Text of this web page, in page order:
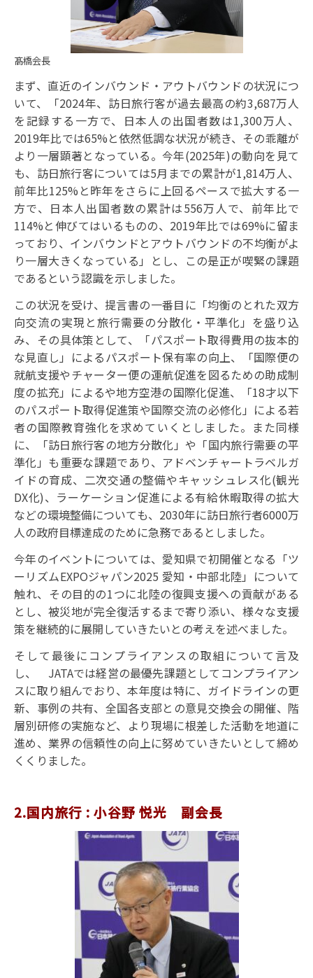
髙橋会長
まず、直近のインバウンド・アウトバウンドの状況につ
いて、「2024年、訪日旅行客が過去最高の約3,687万人
を記録する一方で、日本人の出国者数は1,300万人、
2019年比では65%と依然低調な状況が続き、その乖離が
より一層顕著となっている。今年(2025年)の動向を見て
も、訪日旅行客については5月までの累計が1,814万人、
前年比125%と昨年をさらに上回るペースで拡大する一
方で、日本人出国者数の累計は556万人で、前年比で
114%と伸びてはいるものの、2019年比では69%に留ま
っており、インバウンドとアウトバウンドの不均衡がよ
り一層大きくなっている」とし、この是正が喫緊の課題
であるという認識を示しました。
この状況を受け、提言書の一番目に「均衡のとれた双方
向交流の実現と旅行需要の分散化・平準化」を盛り込
み、その具体策として、「パスポート取得費用の抜本的
な見直し」によるパスポート保有率の向上、「国際便の
就航支援やチャーター便の運航促進を図るための助成制
度の拡充」によるや地方空港の国際化促進、「18才以下
のパスポート取得促進策や国際交流の必修化」による若
者の国際教育強化を求めていくとしました。また同様
に、「訪日旅行客の地方分散化」や「国内旅行需要の平
準化」も重要な課題であり、アドベンチャートラベルガ
イドの育成、二次交通の整備やキャッシュレス化(観光
DX化)、ラーケーション促進による有給休暇取得の拡大
などの環境整備についても、2030年に訪日旅行者6000万
人の政府目標達成のために急務であるとしました。
今年のイベントについては、愛知県で初開催となる「ツ
ーリズムEXPOジャパン2025 愛知・中部北陸」について
触れ、その目的の1つに北陸の復興支援への貢献がある
とし、 被災地が完全復活するまで寄り添い、様々な支援
策を継続的に展開していきたいとの考えを述べました。
そして最後にコンプライアンスの取組について言及
し、 JATAでは経営の最優先課題としてコンプライアン
スに取り組んでおり、本年度は特に、ガイドラインの更
新、事例の共有、全国各支部との意見交換会の開催、階
層別研修の実施など、より現場に根差した活動を地道に
進め、業界の信頼性の向上に努めていきたいとして締め
くくりました。
2.国内旅行 : 小谷野 悦光 副会長